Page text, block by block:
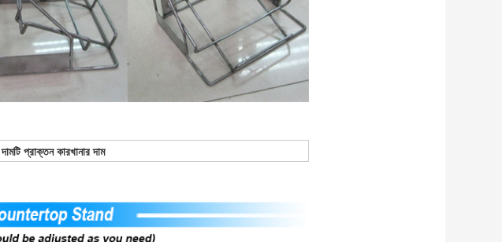
দামটি প্রাক্তন কারখানার দাম